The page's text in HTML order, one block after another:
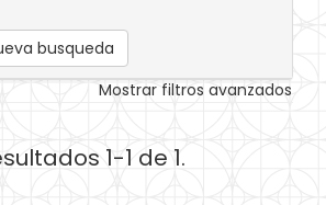
busqueda
Mostrar filtros avanzados
1-1 de 1.